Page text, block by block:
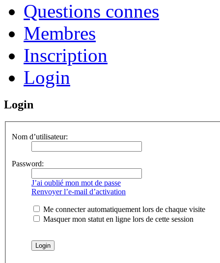
Questions connes
Membres
Inscription
Login
Login
Nom d’utilisateur:
Password:
J’ai oublié mon mot de passe
Renvoyer l’e-mail d’activation
Me connecter automatiquement lors de chaque visite
Masquer mon statut en ligne lors de cette session